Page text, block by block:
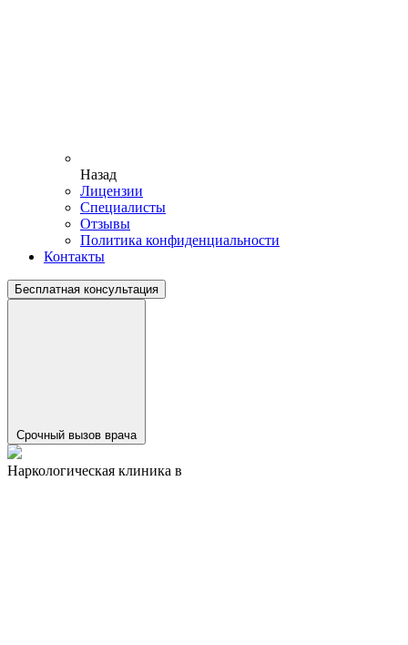
Назад
Лицензии
Специалисты
Отзывы
Политика конфиденциальности
Контакты
Бесплатная консультация
Срочный вызов врача
Наркологическая клиника в